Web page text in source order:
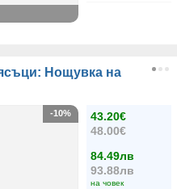
Нощувка на
43.20€
48.00€
84.49лв
93.88лв
на човек
-10%